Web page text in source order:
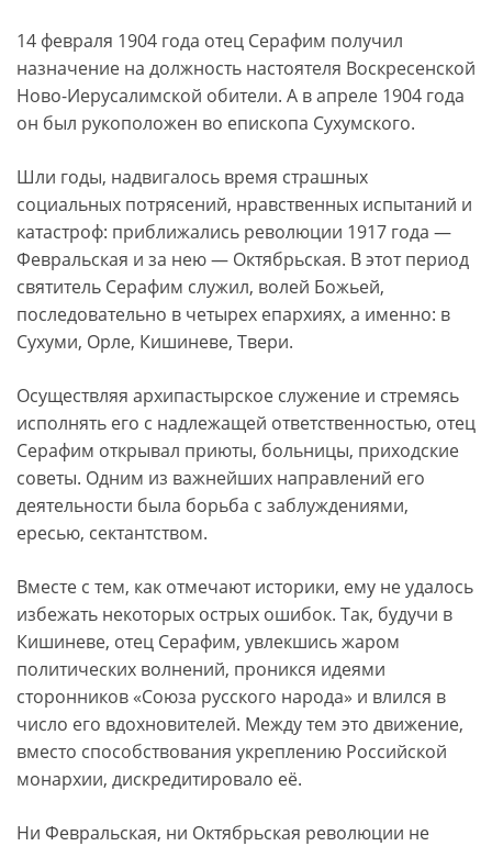
14 февраля 1904 года отец Серафим получил
назначение на должность настоятеля Воскресенской
Ново-Иерусалимской обители. А в апреле 1904 года
он был рукоположен во епископа Сухумского.
Шли годы, надвигалось время страшных
социальных потрясений, нравственных испытаний и
катастроф: приближались революции 1917 года —
Февральская и за нею — Октябрьская. В этот период
святитель Серафим служил, волей Божьей,
последовательно в четырех епархиях, а именно: в
Сухуми, Орле, Кишиневе, Твери.
Осуществляя архипастырское служение и стремясь
исполнять его с надлежащей ответственностью, отец
Серафим открывал приюты, больницы, приходские
советы. Одним из важнейших направлений его
деятельности была борьба с заблуждениями,
ересью, сектантством.
Вместе с тем, как отмечают историки, ему не удалось
избежать некоторых острых ошибок. Так, будучи в
Кишиневе, отец Серафим, увлекшись жаром
политических волнений, проникся идеями
сторонников «Союза русского народа» и влился в
число его вдохновителей. Между тем это движение,
вместо способствования укреплению Российской
монархии, дискредитировало её.
Ни Февральская, ни Октябрьская революции не